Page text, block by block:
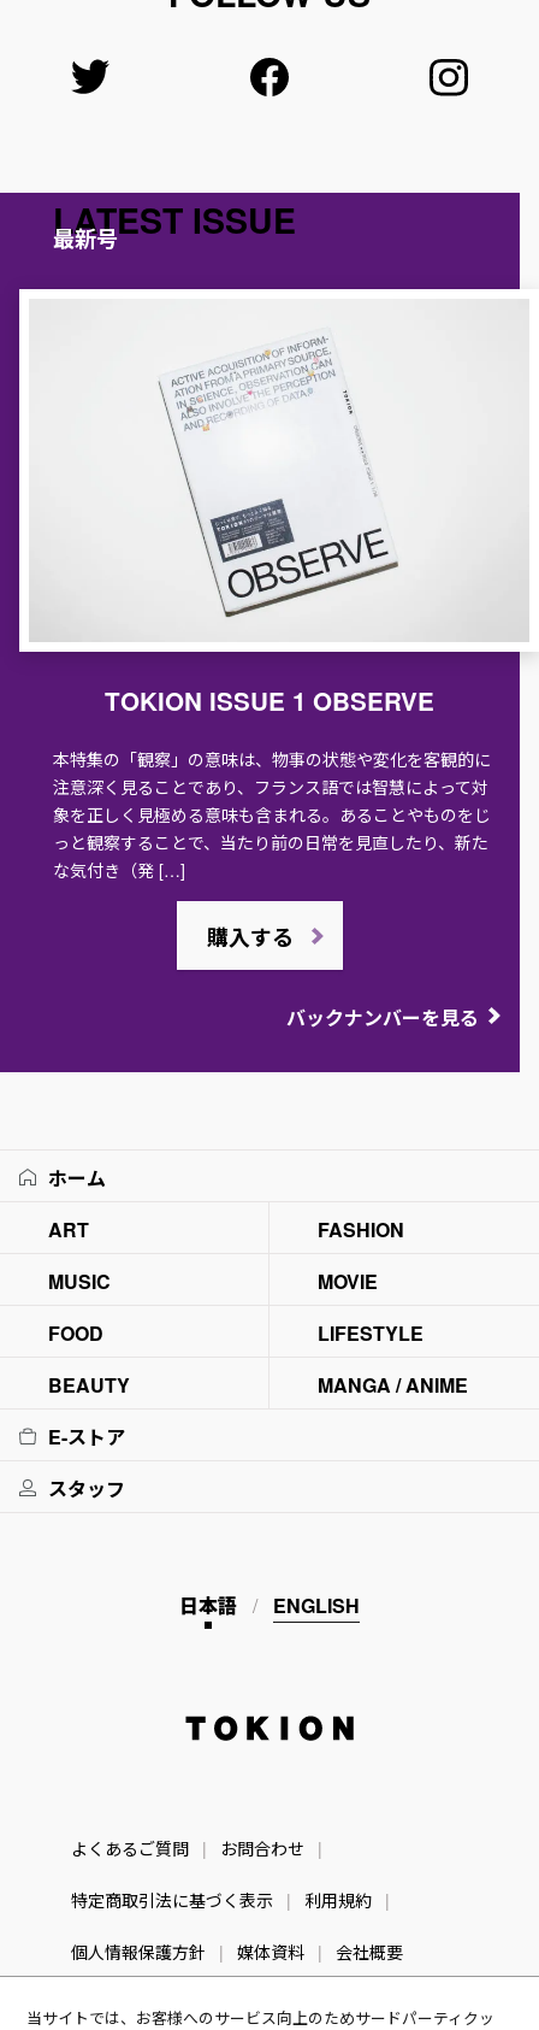
LATEST ISSUE
最新号
TOKION ISSUE 1 OBSERVE
本特集の「観察」の意味は、物事の状態や変化を客観的に
注意深く見ることであり、フランス語では智慧によって対
象を正しく見極める意味も含まれる。あることやものをじ
っと観察することで、当たり前の日常を見直したり、新た
な気付き（発 […]
購入する
バックナンバーを見る
ホーム
ART
FASHION
MUSIC
MOVIE
FOOD
LIFESTYLE
BEAUTY
MANGA / ANIME
E-ストア
スタッフ
日本語 ENGLISH
当サイトでは、お客様へのサービス向上のためサードパーティクッ
よくあるご質問 お問合わせ
特定商取引法に基づく表示 利用規約
個人情報保護方針 媒体資料 会社概要